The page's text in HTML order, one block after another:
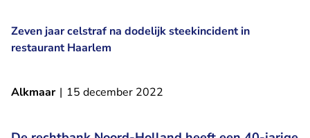
Zeven jaar celstraf na dodelijk steekincident in
restaurant Haarlem
Alkmaar | 15 december 2022